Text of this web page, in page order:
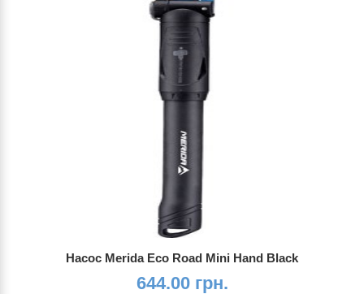
Насос Merida Eco Road Mini Hand Black
644.00 грн.